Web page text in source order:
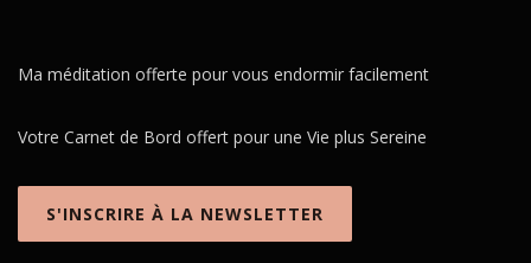
Ma méditation offerte pour vous endormir facilement
Votre Carnet de Bord offert pour une Vie plus Sereine
S'INSCRIRE À LA NEWSLETTER